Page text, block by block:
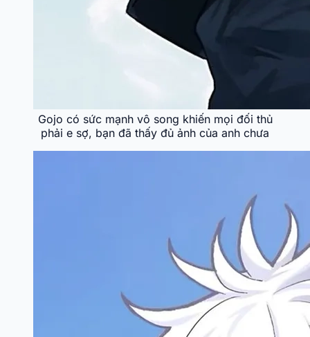
Gojo có sức mạnh vô song khiến mọi đối thủ
phải e sợ, bạn đã thấy đủ ảnh của anh chưa